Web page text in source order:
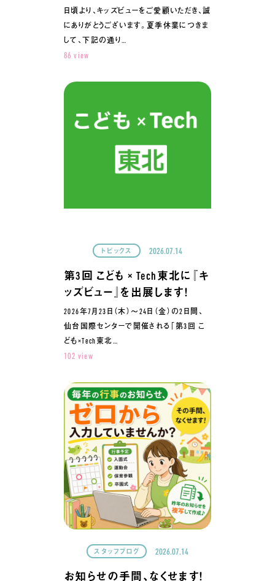
日頃より、キッズビューをご愛顧いただき、誠
にありがとうございます。夏季休業につきま
して、下記の通り…
86 view
トピックス 2026.07.14
第3回 こども × Tech東北に『キ
ッズビュー』を出展します！
2026年7月23日（木）～24日（金）の2日間、
仙台国際センターで開催される「第3回 こ
ども×Tech東北…
102 view
スタッフブログ 2026.07.14
お知らせの手間、なくせます！